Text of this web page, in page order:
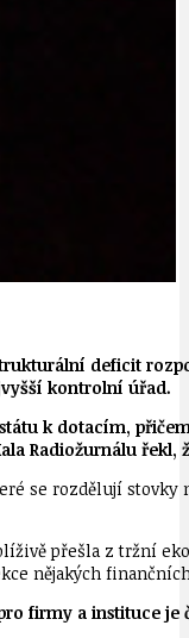
deficit
kontrolní úřad.
k dotacím,
Radiožurnálu
se rozdělují
přešla z tržní
nějakých
firmy a instituce